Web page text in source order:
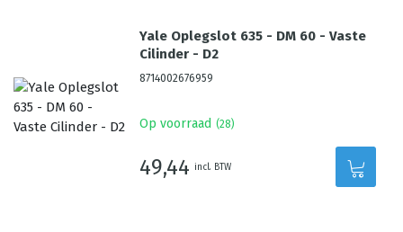
Yale Oplegslot 635 - DM 60 - Vaste
Cilinder - D2
8714002676959
Op voorraad (28)
49,44 incl. BTW